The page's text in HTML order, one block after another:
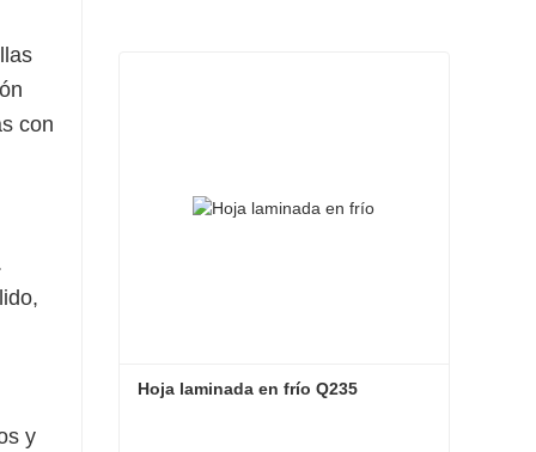
con
y
Hoja laminada en frío Q235